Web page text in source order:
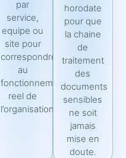
par
service,
equipe ou
site pour
correspondre
au
fonctionnement
reel de
l’organisation.
horodate
pour que
la chaine
de
traitement
des
documents
sensibles
ne soit
jamais
mise en
doute.